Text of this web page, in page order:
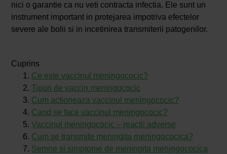
nici o garantie ca nu veti contracta infectia. Ele sunt un
instrument important in protejarea impotriva efectelor
severe ale bolii si in incetinirea transmiterii patogenilor.
Cuprins
Ce este vaccinul meningococic?
Tipuri de vaccin meningococic
Cum actioneaza vaccinul meningococic?
Cand se face vaccinul meningococic?
Vaccinul meningococic – reactii adverse
Cum se transmite meningita meningococica?
Semne si simptome de meningita meningococica